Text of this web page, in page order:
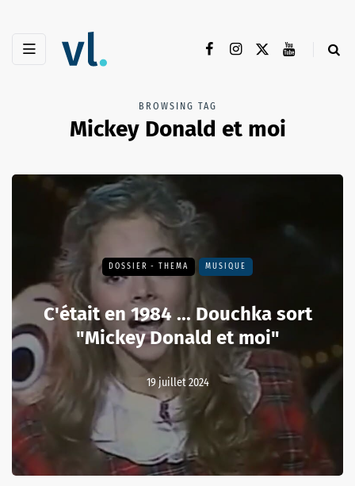
BROWSING TAG
Mickey Donald et moi
DOSSIER - THEMA MUSIQUE
C'était en 1984 ... Douchka sort
"Mickey Donald et moi"
19 juillet 2024